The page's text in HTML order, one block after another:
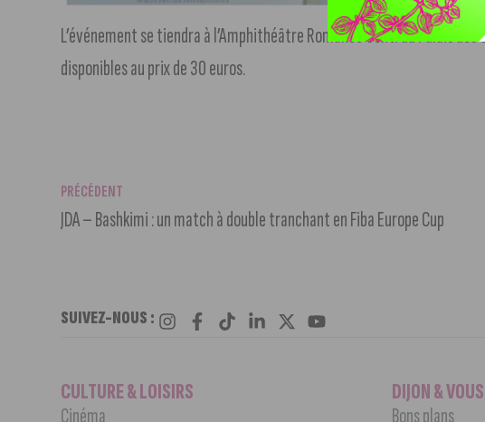
L’événement se tiendra à l’Amphithéâtre Romanée Conti du Palais
disponibles au prix de 30 euros.
PRÉCÉDENT
JDA – Bashkimi : un match à double tranchant en Fiba Europe Cup
SUIVEZ-NOUS :
CULTURE & LOISIRS
Cinéma
DIJON & VOUS
Bons plans